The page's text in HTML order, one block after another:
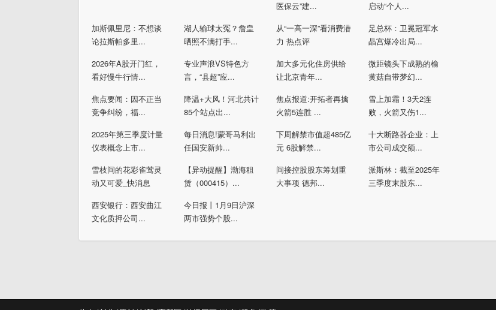
医保云”建...
启动“个人...
加斯佩里尼：不想谈
论拉斯帕多里...
湖人输球太冤？詹皇
晒照不满打手...
从“一高一深”看消费潜
力 热点评
足总杯：卫冕冠军水
晶宫爆冷出局...
2026年A股开门红，
看好慢牛行情...
专业声浪VS特色方
言，“县超”应...
加大多元化住房供给
让北京青年...
微距镜头下成熟的榆
黄菇自带梦幻...
焦点要闻：因不正当
竞争纠纷，福...
降温+大风！河北共计
85个站点出...
焦点报道:开拓者再擒
火箭5连胜 ...
雪上加霜！3天2连
败，火箭又伤1...
2025年第三季度计量
仪表概念上市...
每日消息!蒙哥马利出
任国安新帅...
下周解禁市值超485亿
元 6股解禁...
十大断路器企业：上
市公司成交额...
雪枝间的花彩雀莺灵
动又可爱_快消息
【异动提醒】渤海租
赁（000415）...
间接控股股东筹划重
大事项 德邦...
派斯林：截至2025年
三季度末股东...
西安银行：西安曲江
文化质押公司...
今日报丨1月9日沪深
两市强势个股...